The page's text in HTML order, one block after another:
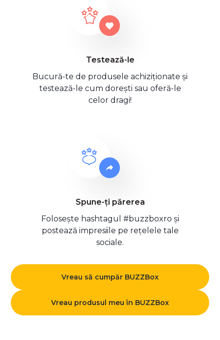
Testează-le
Bucură-te de produsele achiziționate și
testează-le cum dorești sau oferă-le
celor dragi!
Spune-ți părerea
Folosește hashtagul #buzzboxro și
postează impresiile pe rețelele tale
sociale.
Vreau să cumpăr BUZZBox
Vreau produsul meu în BUZZBox